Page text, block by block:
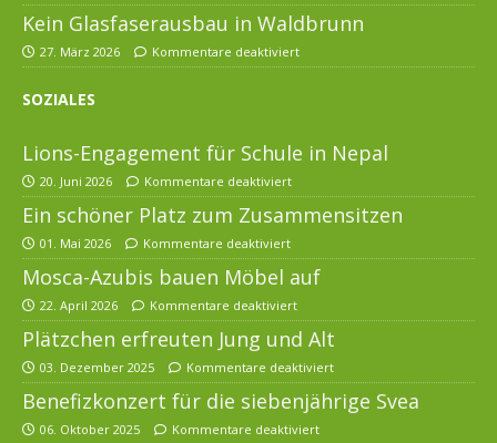
Kein Glasfaserausbau in Waldbrunn
27. März 2026 Kommentare deaktiviert
SOZIALES
Lions-Engagement für Schule in Nepal
20. Juni 2026 Kommentare deaktiviert
Ein schöner Platz zum Zusammensitzen
01. Mai 2026 Kommentare deaktiviert
Mosca-Azubis bauen Möbel auf
22. April 2026 Kommentare deaktiviert
Plätzchen erfreuten Jung und Alt
03. Dezember 2025 Kommentare deaktiviert
Benefizkonzert für die siebenjährige Svea
06. Oktober 2025 Kommentare deaktiviert